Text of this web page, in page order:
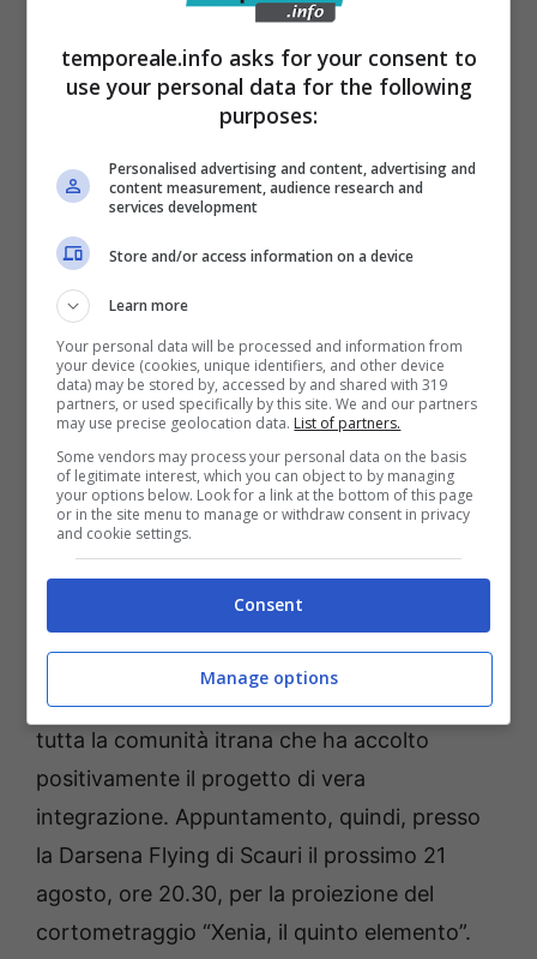
“L’idea di fondo era di non mostrare le solite,
seppur importantissime testimonianze di vita
dei protagonisti – continua il regista – che
caratterizzano abitualmente questo tipo di
documentari, ma di puntare più sulla
raffigurazione di come gli ospiti si
integravano nel contesto itrano, attraverso il
lavoro, la quotidianità, la partecipazione alle
manifestazioni tradizionali e culturali,
utilizzando anche una rappresentazione
metaforica di quanto loro ci raccontavano in
privato. La chiave di volta del racconto –
conclude Anastasio – in ogni modo, è stata
individuata nell’indissolubile connubio tra gli
itrani e l’olivicoltura”.
Il cortometraggio è, dunque, indubbiamente
un risultato inequivocabile e prestigioso per
tutta la comunità itrana che ha accolto
positivamente il progetto di vera
integrazione. Appuntamento, quindi, presso
la Darsena Flying di Scauri il prossimo 21
agosto, ore 20.30, per la proiezione del
cortometraggio “Xenia, il quinto elemento”.
temporeale.info asks for your consent to
use your personal data for the following
purposes:
Personalised advertising and content, advertising and
content measurement, audience research and
services development
Store and/or access information on a device
Learn more
Your personal data will be processed and information from
your device (cookies, unique identifiers, and other device
data) may be stored by, accessed by and shared with 319
partners, or used specifically by this site. We and our partners
may use precise geolocation data. List of partners.
Some vendors may process your personal data on the basis
of legitimate interest, which you can object to by managing
your options below. Look for a link at the bottom of this page
or in the site menu to manage or withdraw consent in privacy
and cookie settings.
Consent
Manage options